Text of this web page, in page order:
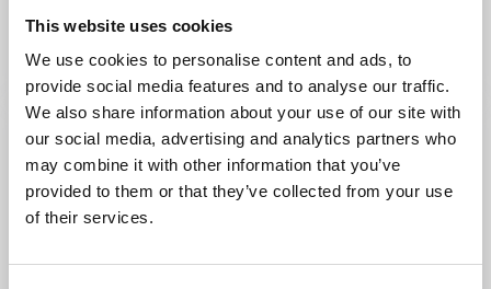
This website uses cookies
We use cookies to personalise content and ads, to
provide social media features and to analyse our traffic.
We also share information about your use of our site with
our social media, advertising and analytics partners who
may combine it with other information that you’ve
provided to them or that they’ve collected from your use
of their services.
Ett samarbete mellan 15 kommuner i Skaraborg
Läs mer